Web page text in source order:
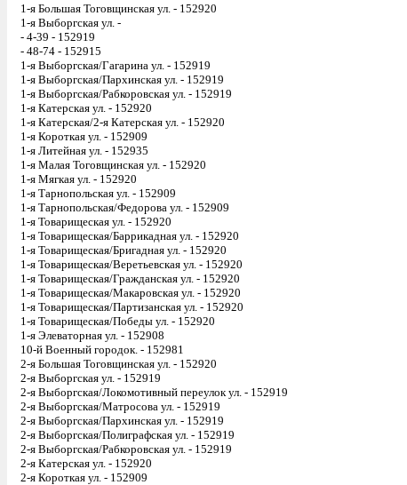
1-я Большая Тоговщинская ул. - 152920
1-я Выборгская ул. -
- 4-39 - 152919
- 48-74 - 152915
1-я Выборгская/Гагарина ул. - 152919
1-я Выборгская/Пархинская ул. - 152919
1-я Выборгская/Рабкоровская ул. - 152919
1-я Катерская ул. - 152920
1-я Катерская/2-я Катерская ул. - 152920
1-я Короткая ул. - 152909
1-я Литейная ул. - 152935
1-я Малая Тоговщинская ул. - 152920
1-я Мягкая ул. - 152920
1-я Тарнопольская ул. - 152909
1-я Тарнопольская/Федорова ул. - 152909
1-я Товарищеская ул. - 152920
1-я Товарищеская/Баррикадная ул. - 152920
1-я Товарищеская/Бригадная ул. - 152920
1-я Товарищеская/Веретьевская ул. - 152920
1-я Товарищеская/Гражданская ул. - 152920
1-я Товарищеская/Макаровская ул. - 152920
1-я Товарищеская/Партизанская ул. - 152920
1-я Товарищеская/Победы ул. - 152920
1-я Элеваторная ул. - 152908
10-й Военный городок. - 152981
2-я Большая Тоговщинская ул. - 152920
2-я Выборгская ул. - 152919
2-я Выборгская/Локомотивный переулок ул. - 152919
2-я Выборгская/Матросова ул. - 152919
2-я Выборгская/Пархинская ул. - 152919
2-я Выборгская/Полиграфская ул. - 152919
2-я Выборгская/Рабкоровская ул. - 152919
2-я Катерская ул. - 152920
2-я Короткая ул. - 152909